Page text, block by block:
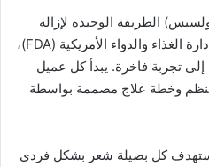
الطريقة الوحيدة لإزالة
الشعر بشكل دائم المعتمدة من إدارة الغذاء والدواء الأمريكية (FDA)،
تجربة فاخرة. يبدأ كل عميل
وخطة علاج مصممة بواسطة
تستهدف كل بصيلة شعر بشكل فردي